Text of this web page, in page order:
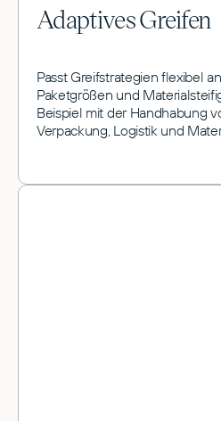
Adaptives Greifen
Passt Greifstrategien flexibel
Paketgrößen und
Beispiel mit der Handhabung
Verpackung, Logistik und